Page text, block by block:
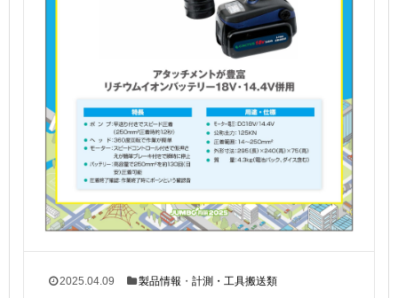
2025.04.09 製品情報 ・計測・工具搬送類